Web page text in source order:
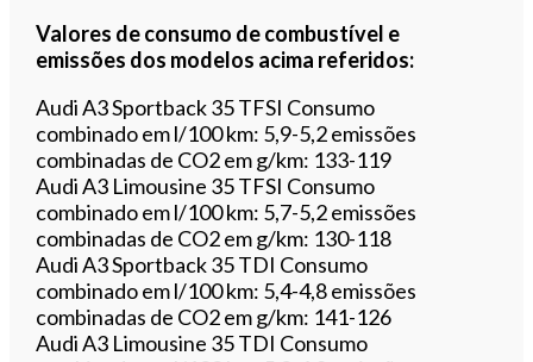
Valores de consumo de combustível e
emissões dos modelos acima referidos:
Audi A3 Sportback 35 TFSI Consumo
combinado em l/100 km: 5,9-5,2 emissões
combinadas de CO2 em g/km: 133-119
Audi A3 Limousine 35 TFSI Consumo
combinado em l/100 km: 5,7-5,2 emissões
combinadas de CO2 em g/km: 130-118
Audi A3 Sportback 35 TDI Consumo
combinado em l/100 km: 5,4-4,8 emissões
combinadas de CO2 em g/km: 141-126
Audi A3 Limousine 35 TDI Consumo